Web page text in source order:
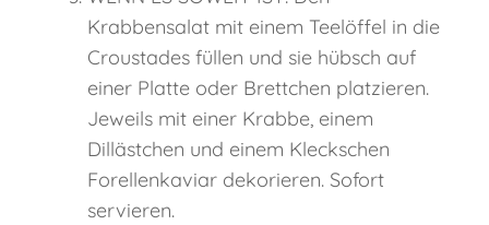
Krabbensalat mit einem Teelöffel in die
Croustades füllen und sie hübsch auf
einer Platte oder Brettchen platzieren.
Jeweils mit einer Krabbe, einem
Dillästchen und einem Kleckschen
Forellenkaviar dekorieren. Sofort
servieren.